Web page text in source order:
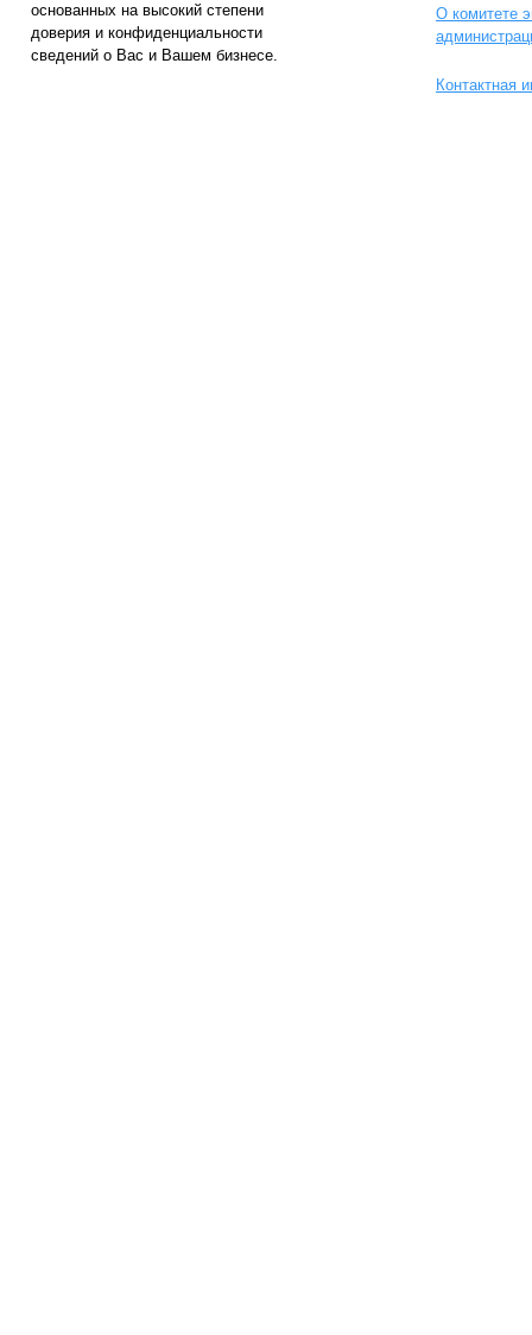
основанных на высокий степени
доверия и конфиденциальности
сведений о Вас и Вашем бизнесе.
О комитете
Контактная